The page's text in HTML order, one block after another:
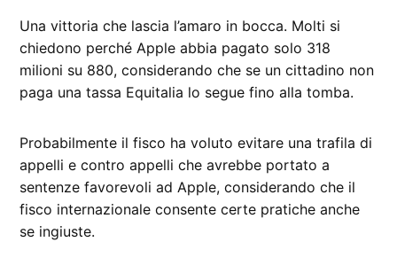
Una vittoria che lascia l’amaro in bocca. Molti si
chiedono perché Apple abbia pagato solo 318
milioni su 880, considerando che se un cittadino non
paga una tassa Equitalia lo segue fino alla tomba.
Probabilmente il fisco ha voluto evitare una trafila di
appelli e contro appelli che avrebbe portato a
sentenze favorevoli ad Apple, considerando che il
fisco internazionale consente certe pratiche anche
se ingiuste.